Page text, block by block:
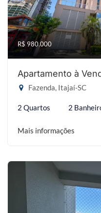
R$ 980.000
Apartamento à
Fazenda, Itajaí-SC
2 Quartos 2
Mais informações